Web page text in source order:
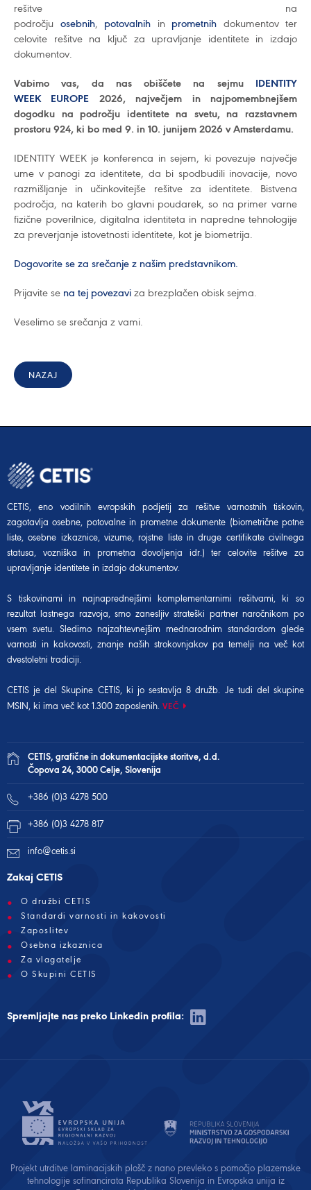
rešitve na
področju osebnih, potovalnih in prometnih dokumentov ter
celovite rešitve na ključ za upravljanje identitete in izdajo
dokumentov.
Vabimo vas, da nas obiščete na sejmu IDENTITY
WEEK EUROPE 2026, največjem in najpomembnejšem
dogodku na področju identitete na svetu, na razstavnem
prostoru 924, ki bo med 9. in 10. junijem 2026 v Amsterdamu.
IDENTITY WEEK je konferenca in sejem, ki povezuje največje
ume v panogi za identitete, da bi spodbudili inovacije, novo
razmišljanje in učinkovitejše rešitve za identitete. Bistvena
področja, na katerih bo glavni poudarek, so na primer varne
fizične poverilnice, digitalna identiteta in napredne tehnologije
za preverjanje istovetnosti identitete, kot je biometrija.
Dogovorite se za srečanje z našim predstavnikom.
Prijavite se na tej povezavi za brezplačen obisk sejma.
Veselimo se srečanja z vami.
NAZAJ
CETIS, eno vodilnih evropskih podjetij za rešitve varnostnih tiskovin,
zagotavlja osebne, potovalne in prometne dokumente (biometrične potne
liste, osebne izkaznice, vizume, rojstne liste in druge certifikate civilnega
statusa, vozniška in prometna dovoljenja idr.) ter celovite rešitve za
upravljanje identitete in izdajo dokumentov.
S tiskovinami in najnaprednejšimi komplementarnimi rešitvami, ki so
rezultat lastnega razvoja, smo zanesljiv strateški partner naročnikom po
vsem svetu. Sledimo najzahtevnejšim mednarodnim standardom glede
varnosti in kakovosti, znanje naših strokovnjakov pa temelji na več kot
dvestoletni tradiciji.
CETIS je del Skupine CETIS, ki jo sestavlja 8 družb. Je tudi del skupine
MSIN , ki ima več kot 1.300 zaposlenih. VEČ
CETIS, grafične in dokumentacijske storitve, d.d.
Čopova 24, 3000 Celje, Slovenija
+386 (0)3 4278 500
+386 (0)3 4278 817
info@cetis.si
Zakaj CETIS
O družbi CETIS
Standardi varnosti in kakovosti
Zaposlitev
Osebna izkaznica
Za vlagatelje
O Skupini CETIS
Spremljajte nas preko Linkedin profila:
Projekt utrditve laminacijskih plošč z nano prevleko s pomočjo plazemske
tehnologije sofinancirata Republika Slovenija in Evropska unija iz